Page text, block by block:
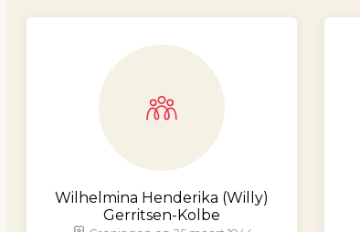
Wilhelmina Henderika (Willy)
Gerritsen-Kolbe